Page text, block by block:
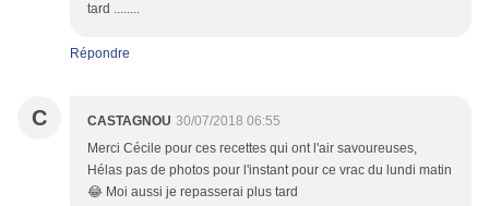
tard ........
Répondre
C CASTAGNOU 30/07/2018 06:55
Merci Cécile pour ces recettes qui ont l'air savoureuses,
Hélas pas de photos pour l'instant pour ce vrac du lundi matin
😂 Moi aussi je repasserai plus tard